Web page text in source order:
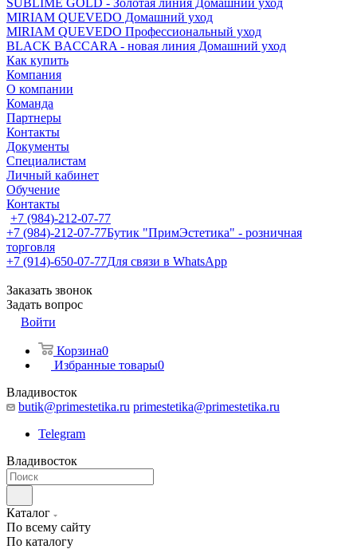
SUBLIME GOLD - Золотая линия Домашний уход
MIRIAM QUEVEDO Домашний уход
MIRIAM QUEVEDO Профессиональный уход
BLACK BACCARA - новая линия Домашний уход
Как купить
Компания
О компании
Команда
Партнеры
Контакты
Документы
Специалистам
Личный кабинет
Обучение
Контакты
+7 (984)-212-07-77
+7 (984)-212-07-77Бутик "ПримЭстетика" - розничная
торговля
+7 (914)-650-07-77Для связи в WhatsApp
Заказать звонок
Задать вопрос
Войти
Корзина0
Избранные товары0
Владивосток
butik@primestetika.ru primestetika@primestetika.ru
Telegram
Владивосток
Каталог
По всему сайту
По каталогу